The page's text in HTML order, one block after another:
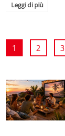
Leggi di più
1 2 3